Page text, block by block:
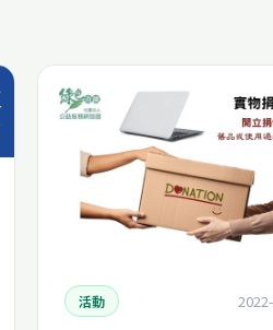
活動